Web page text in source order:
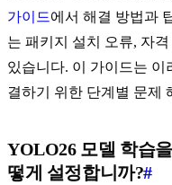
가이드에서 해결 방법과
는 패키지 설치 오류, 자
있습니다. 이 가이드는 이
결하기 위한 단계별 문제
YOLO26 모델 학습
떻게 설정합니까?#